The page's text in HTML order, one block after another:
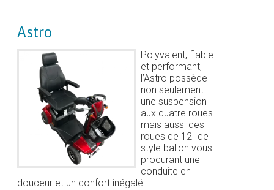
Astro
Polyvalent, fiable
et performant,
l’Astro possède
non seulement
une suspension
aux quatre roues
mais aussi des
roues de 12″ de
style ballon vous
procurant une
conduite en
douceur et un confort inégalé